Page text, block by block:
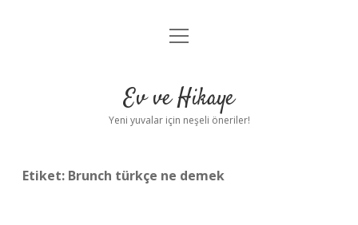
Anasayfa
Yasal Uyarı
menüyü
Ev ve Hikaye
Yeni yuvalar için neşeli öneriler!
Etiket: Brunch türkçe ne demek